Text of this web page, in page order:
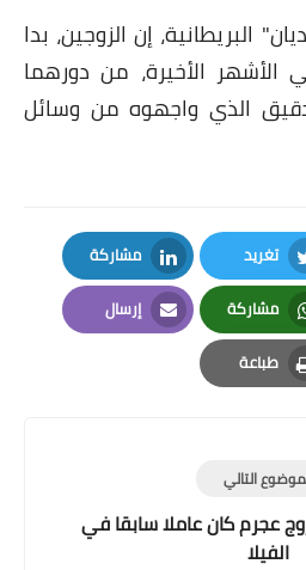
البريطانية، إن الزوجين، بدا
الأخيرة، من دورهما
الذي واجهوه من وسائل
تغريد
Twitter
مشاركة
LinkedIn
مشاركة
Whatsapp
إرسال
Email
طباعة
Print
التالي
عجرم كان عاملا سابقا في
الفيلا